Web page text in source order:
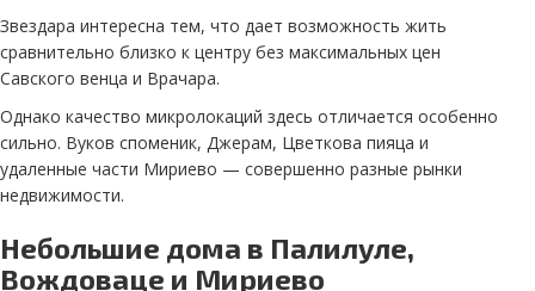
Звездара интересна тем, что дает возможность жить
сравнительно близко к центру без максимальных цен
Савского венца и Врачара.
Однако качество микролокаций здесь отличается особенно
сильно. Вуков споменик, Джерам, Цветкова пияца и
удаленные части Мириево — совершенно разные рынки
недвижимости.
Небольшие дома в Палилуле,
Вождоваце и Мириево